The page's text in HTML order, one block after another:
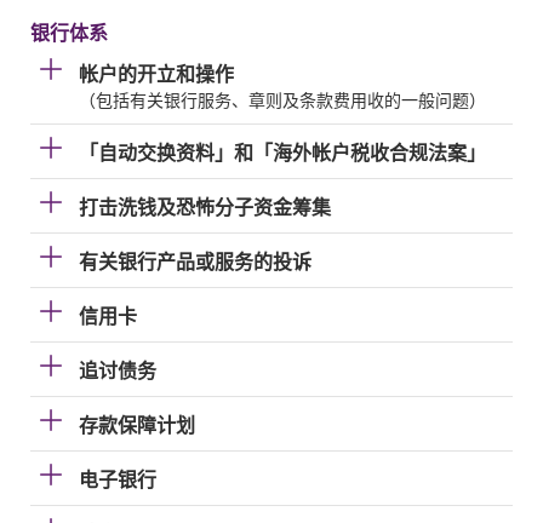
银行体系
帐户的开立和操作
（包括有关银行服务、章则及条款费用收的一般问题）
「自动交换资料」和「海外帐户税收合规法案」
打击洗钱及恐怖分子资金筹集
有关银行产品或服务的投诉
信用卡
追讨债务
存款保障计划
电子银行